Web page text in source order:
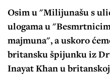
Osim u "Milijunašu s
ulogama u
majmuna", a uskoro
britansku špijunku iz
Inayat Khan u